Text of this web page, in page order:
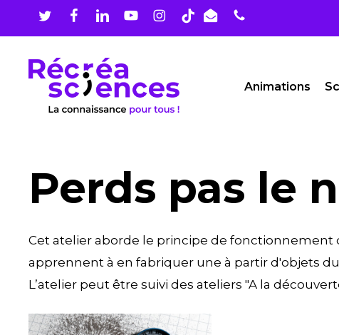
content
Animations
Perds pas le
Cet atelier aborde le principe de fonctionnement
apprennent à en fabriquer une à partir d'objets
L’atelier peut être suivi des ateliers "A la
perdpaslenord